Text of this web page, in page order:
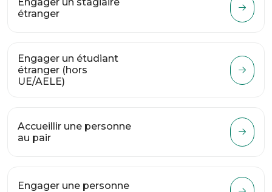
étranger
Engager un étudiant
étranger (hors
UE/AELE)
Accueillir une personne
au pair
Engager une personne